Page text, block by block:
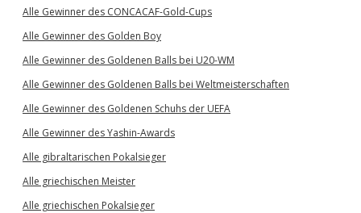
Alle Gewinner des CONCACAF-Gold-Cups
Alle Gewinner des Golden Boy
Alle Gewinner des Goldenen Balls bei U20-WM
Alle Gewinner des Goldenen Balls bei Weltmeisterschaften
Alle Gewinner des Goldenen Schuhs der UEFA
Alle Gewinner des Yashin-Awards
Alle gibraltarischen Pokalsieger
Alle griechischen Meister
Alle griechischen Pokalsieger